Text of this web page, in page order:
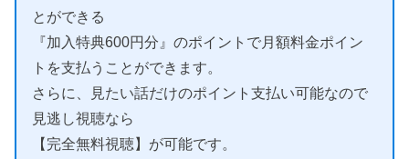
とができる
『加入特典600円分』のポイントで月額料金ポイン
トを支払うことができます。
さらに、見たい話だけのポイント支払い可能なので
見逃し視聴なら
【完全無料視聴】が可能です。